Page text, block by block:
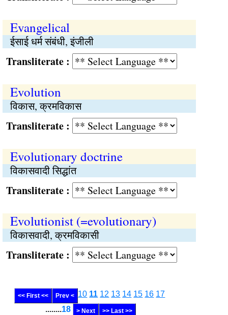
Evangelical
ईसाई धर्म संबंधी, इंजीली
:
Evolution
विकास, क्रमविकास
:
Evolutionary doctrine
विकासवादी सिद्धांत
:
Evolutionist (=evolutionary)
विकासवादी, क्रमविकासी
:
<< First << Prev < 10 11 12 13 14 15 16 17
........18 > Next >> Last >>